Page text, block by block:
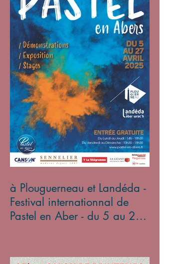
à Plouguerneau et Landéda -
Festival internationnal de
Pastel en Aber - du 5 au 27